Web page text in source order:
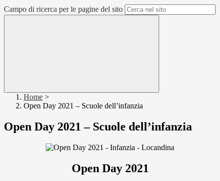
Campo di ricerca per le pagine del sito
Home >
Open Day 2021 – Scuole dell’infanzia
Open Day 2021 – Scuole dell’infanzia
Open Day 2021